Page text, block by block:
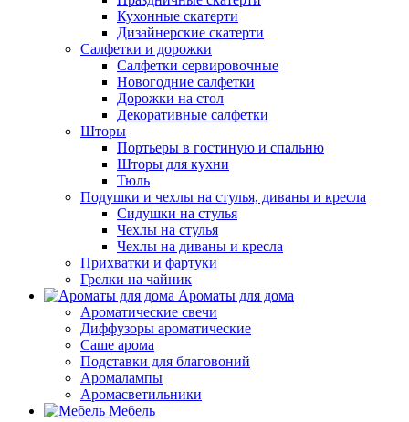
Кухонные скатерти
Дизайнерские скатерти
Салфетки и дорожки
Салфетки сервировочные
Новогодние салфетки
Дорожки на стол
Декоративные салфетки
Шторы
Портьеры в гостиную и спальню
Шторы для кухни
Тюль
Подушки и чехлы на стулья, диваны и кресла
Сидушки на стулья
Чехлы на стулья
Чехлы на диваны и кресла
Прихватки и фартуки
Грелки на чайник
Ароматы для дома
Ароматические свечи
Диффузоры ароматические
Саше арома
Подставки для благовоний
Аромалампы
Аромасветильники
Мебель